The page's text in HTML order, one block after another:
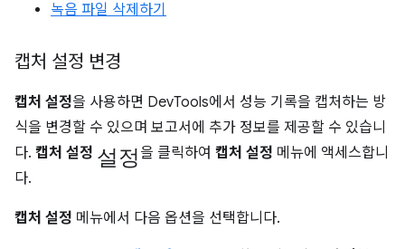
녹음 파일 삭제하기
캡처 설정 변경
캡처 설정을 사용하면 DevTools에서 성능 기록을 캡처하는 방
식을 변경할 수 있으며 보고서에 추가 정보를 제공할 수 있습니
다. 캡처 설정 설정 을 클릭하여 캡처 설정 메뉴에 액세스합니
다.
캡처 설정 메뉴에서 다음 옵션을 선택합니다.